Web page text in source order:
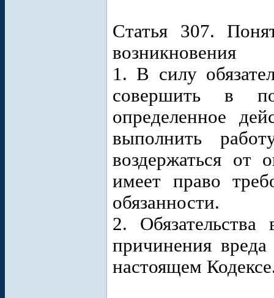
Статья 307.
возникновения
1. В силу
совершить в
определенное
выполнить
воздержаться от
имеет право
обязанности.
2. Обязательства
причинения
настоящем